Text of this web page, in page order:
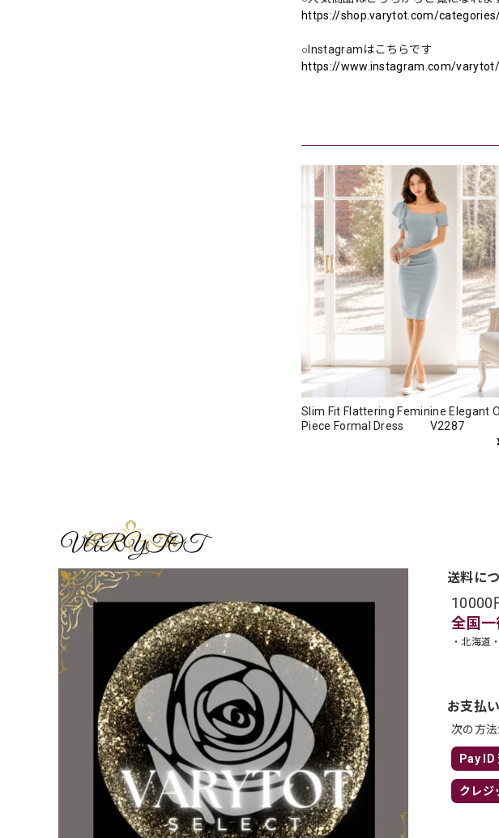
https://shop.varytot.com/
○Instagramはこちらです
https://www.instagram.com/varytot/
Slim Fit Flattering Feminine Elegant
Piece Formal Dress V2287
送料に
10000
全国一
・北海道
お支払
次の方法
Pay ID
クレジ